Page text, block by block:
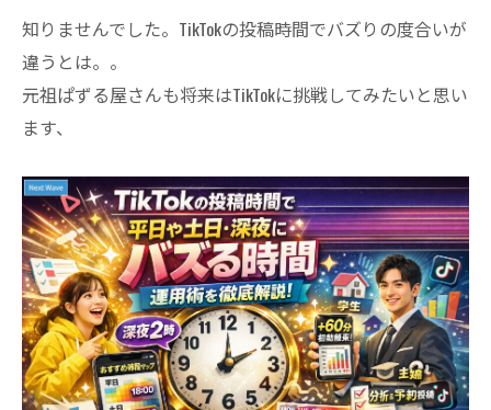
知りませんでした。TikTokの投稿時間でバズりの度合いが
違うとは。。
元祖ぱずる屋さんも将来はTikTokに挑戦してみたいと思い
ます、